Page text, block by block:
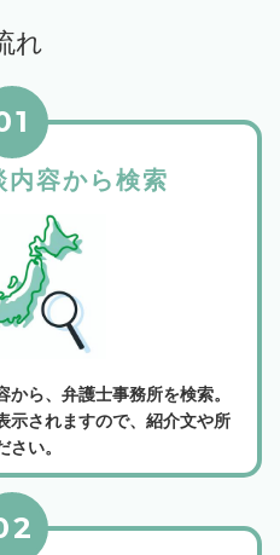
れ
内容から検索
ら、弁護士事務所を検索。
示されますので、紹介文や所
い。